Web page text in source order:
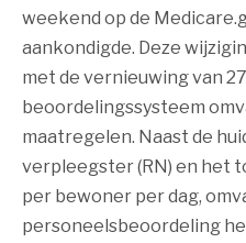
weekend op de
aankondigde. Deze
met de vernieuwing van
beoordelingssysteem
maatregelen. Naast de
verpleegster (RN) en het
per bewoner per dag,
personeelsbeoordeling